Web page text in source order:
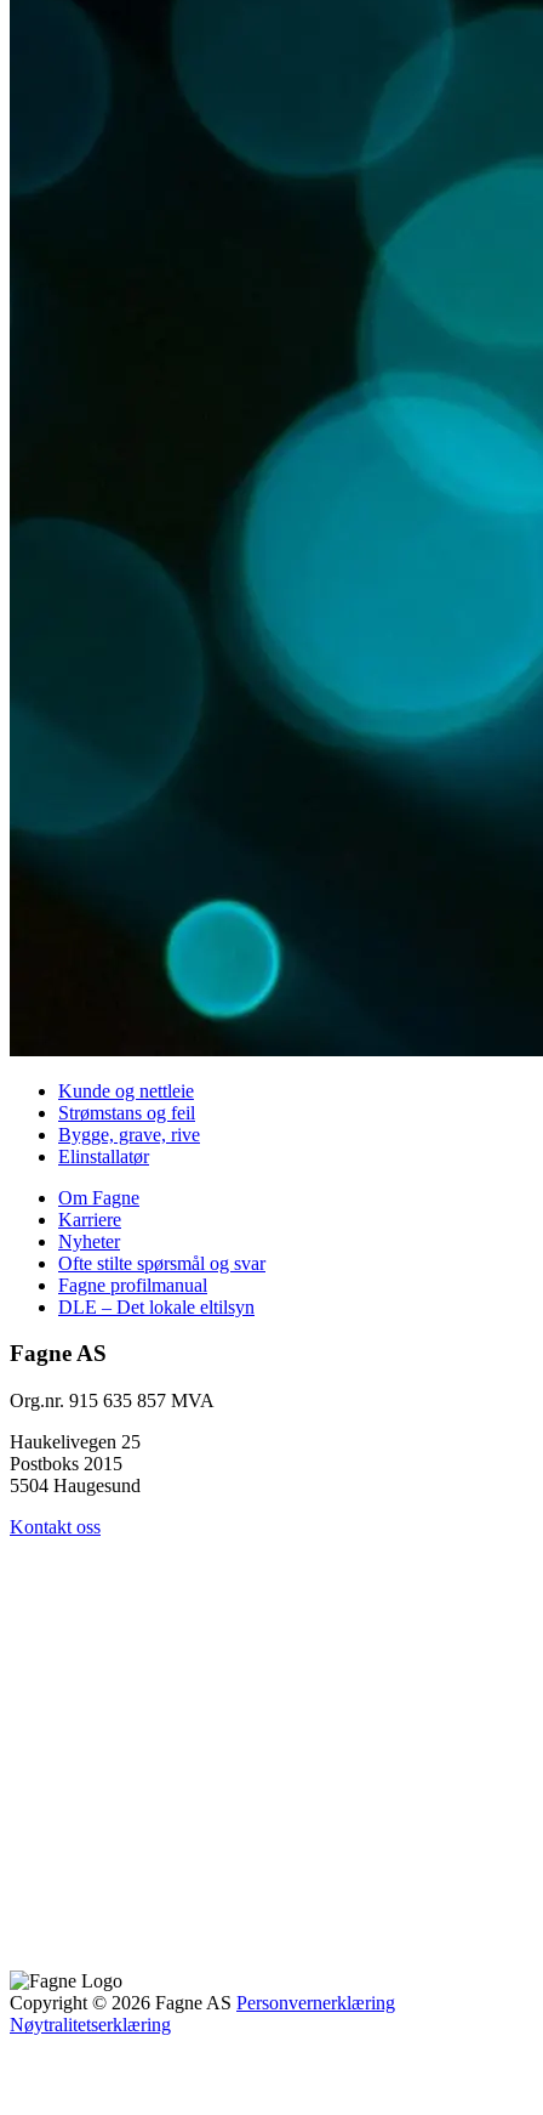
Kunde og nettleie
Strømstans og feil
Bygge, grave, rive
Elinstallatør
Om Fagne
Karriere
Nyheter
Ofte stilte spørsmål og svar
Fagne profilmanual
DLE – Det lokale eltilsyn
Fagne AS
Org.nr. 915 635 857 MVA
Haukelivegen 25
Postboks 2015
5504 Haugesund
Kontakt oss
Copyright © 2026 Fagne AS Personvernerklæring
Nøytralitetserklæring